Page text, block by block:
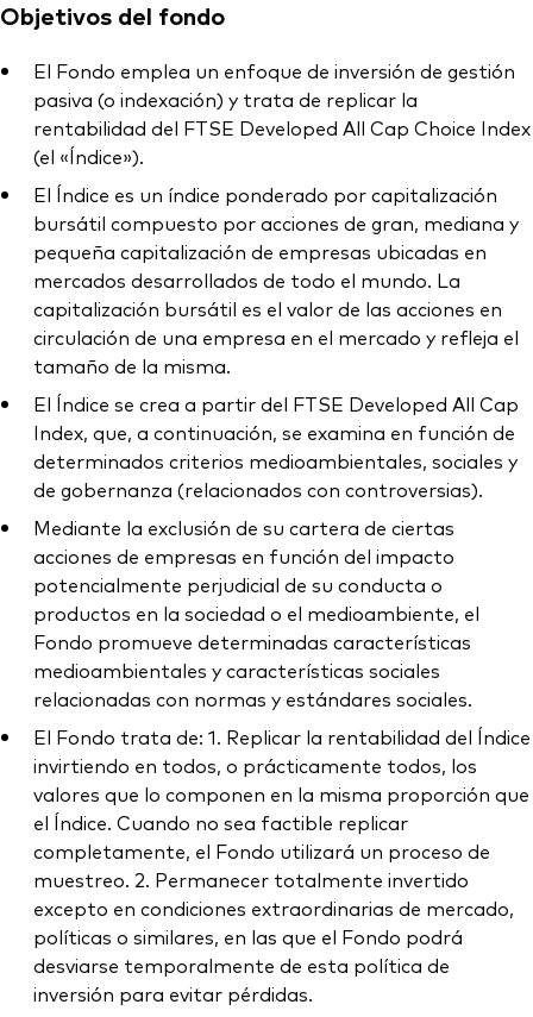
Objetivos del fondo
El Fondo emplea un enfoque de inversión de gestión
pasiva (o indexación) y trata de replicar la
rentabilidad del FTSE Developed All Cap Choice Index
(el «Índice»).
El Índice es un índice ponderado por capitalización
bursátil compuesto por acciones de gran, mediana y
pequeña capitalización de empresas ubicadas en
mercados desarrollados de todo el mundo. La
capitalización bursátil es el valor de las acciones en
circulación de una empresa en el mercado y refleja el
tamaño de la misma.
El Índice se crea a partir del FTSE Developed All Cap
Index, que, a continuación, se examina en función de
determinados criterios medioambientales, sociales y
de gobernanza (relacionados con controversias).
Mediante la exclusión de su cartera de ciertas
acciones de empresas en función del impacto
potencialmente perjudicial de su conducta o
productos en la sociedad o el medioambiente, el
Fondo promueve determinadas características
medioambientales y características sociales
relacionadas con normas y estándares sociales.
El Fondo trata de: 1. Replicar la rentabilidad del Índice
invirtiendo en todos, o prácticamente todos, los
valores que lo componen en la misma proporción que
el Índice. Cuando no sea factible replicar
completamente, el Fondo utilizará un proceso de
muestreo. 2. Permanecer totalmente invertido
excepto en condiciones extraordinarias de mercado,
políticas o similares, en las que el Fondo podrá
desviarse temporalmente de esta política de
inversión para evitar pérdidas.